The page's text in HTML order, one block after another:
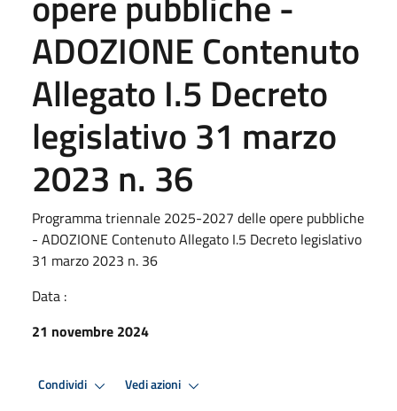
ADOZIONE Contenuto
Allegato I.5 Decreto
legislativo 31 marzo
2023 n. 36
Programma triennale 2025-2027 delle opere pubbliche
- ADOZIONE Contenuto Allegato I.5 Decreto legislativo
31 marzo 2023 n. 36
Data :
21 novembre 2024
Condividi Vedi azioni